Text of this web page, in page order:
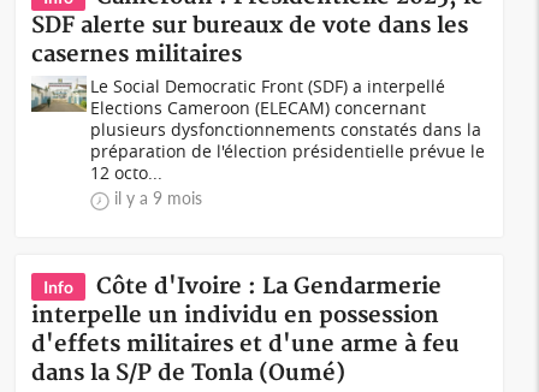
SDF alerte sur bureaux de vote dans les
casernes militaires
Le Social Democratic Front (SDF) a interpellé
Elections Cameroon (ELECAM) concernant
plusieurs dysfonctionnements constatés dans la
préparation de l'élection présidentielle prévue le
12 octo...
il y a 9 mois
Info
Côte d'Ivoire : La Gendarmerie
interpelle un individu en possession
d'effets militaires et d'une arme à feu
dans la S/P de Tonla (Oumé)